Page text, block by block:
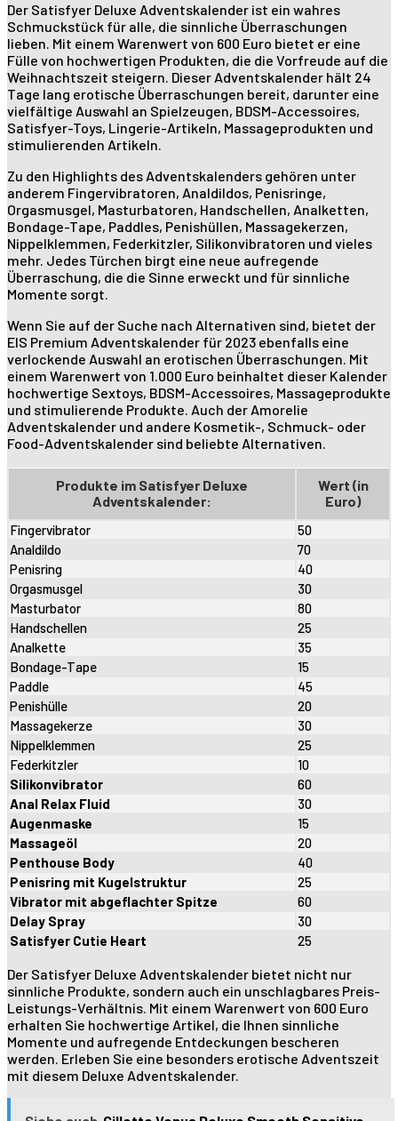
Der Satisfyer Deluxe Adventskalender ist ein wahres
Schmuckstück für alle, die sinnliche Überraschungen
lieben. Mit einem Warenwert von 600 Euro bietet er eine
Fülle von hochwertigen Produkten, die die Vorfreude auf die
Weihnachtszeit steigern. Dieser Adventskalender hält 24
Tage lang erotische Überraschungen bereit, darunter eine
vielfältige Auswahl an Spielzeugen, BDSM-Accessoires,
Satisfyer-Toys, Lingerie-Artikeln, Massageprodukten und
stimulierenden Artikeln.
Zu den Highlights des Adventskalenders gehören unter
anderem Fingervibratoren, Analdildos, Penisringe,
Orgasmusgel, Masturbatoren, Handschellen, Analketten,
Bondage-Tape, Paddles, Penishüllen, Massagekerzen,
Nippelklemmen, Federkitzler, Silikonvibratoren und vieles
mehr. Jedes Türchen birgt eine neue aufregende
Überraschung, die die Sinne erweckt und für sinnliche
Momente sorgt.
Wenn Sie auf der Suche nach Alternativen sind, bietet der
EIS Premium Adventskalender für 2023 ebenfalls eine
verlockende Auswahl an erotischen Überraschungen. Mit
einem Warenwert von 1.000 Euro beinhaltet dieser Kalender
hochwertige Sextoys, BDSM-Accessoires, Massageprodukte
und stimulierende Produkte. Auch der Amorelie
Adventskalender und andere Kosmetik-, Schmuck- oder
Food-Adventskalender sind beliebte Alternativen.
Produkte im Satisfyer Deluxe
Adventskalender:
Wert (in
Euro)
Fingervibrator
50
Analdildo
70
Penisring
40
Orgasmusgel
30
Masturbator
80
Handschellen
25
Analkette
35
Bondage-Tape
15
Paddle
45
Penishülle
20
Massagekerze
30
Nippelklemmen
25
Federkitzler
10
Silikonvibrator
60
Anal Relax Fluid
30
Augenmaske
15
Massageöl
20
Penthouse Body
40
Penisring mit Kugelstruktur
25
Vibrator mit abgeflachter Spitze
60
Delay Spray
30
Satisfyer Cutie Heart
25
Der Satisfyer Deluxe Adventskalender bietet nicht nur
sinnliche Produkte, sondern auch ein unschlagbares Preis-
Leistungs-Verhältnis. Mit einem Warenwert von 600 Euro
erhalten Sie hochwertige Artikel, die Ihnen sinnliche
Momente und aufregende Entdeckungen bescheren
werden. Erleben Sie eine besonders erotische Adventszeit
mit diesem Deluxe Adventskalender.